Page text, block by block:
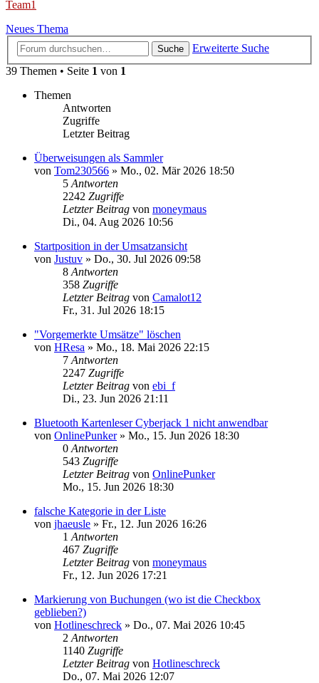
Team1
Neues Thema
Suche
Erweiterte Suche
39 Themen • Seite 1 von 1
Themen
Antworten
Zugriffe
Letzter Beitrag
Überweisungen als Sammler
von Tom230566 » Mo., 02. Mär 2026 18:50
5 Antworten
2242 Zugriffe
Letzter Beitrag von moneymaus
Di., 04. Aug 2026 10:56
Startposition in der Umsatzansicht
von Justuv » Do., 30. Jul 2026 09:58
8 Antworten
358 Zugriffe
Letzter Beitrag von Camalot12
Fr., 31. Jul 2026 18:15
"Vorgemerkte Umsätze" löschen
von HResa » Mo., 18. Mai 2026 22:15
7 Antworten
2247 Zugriffe
Letzter Beitrag von ebi_f
Di., 23. Jun 2026 21:11
Bluetooth Kartenleser Cyberjack 1 nicht anwendbar
von OnlinePunker» Mo., 15. Jun 2026 18:30
0 Antworten
543 Zugriffe
Letzter Beitrag von OnlinePunker
Mo., 15. Jun 2026 18:30
falsche Kategorie in der Liste
von jhaeusle » Fr., 12. Jun 2026 16:26
1 Antworten
467 Zugriffe
Letzter Beitrag von moneymaus
Fr., 12. Jun 2026 17:21
Markierung von Buchungen (wo ist die Checkbox
geblieben?)
von Hotlineschreck » Do., 07. Mai 2026 10:45
2 Antworten
1140 Zugriffe
Letzter Beitrag von Hotlineschreck
Do., 07. Mai 2026 12:07